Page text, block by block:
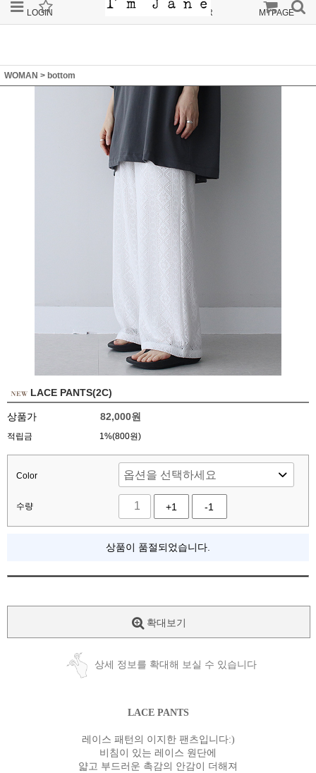
LOGIN ORDER MYPAGE
WOMAN > bottom
LACE PANTS(2C)
상품가 82,000원
적립금 1%(800원)
Color
수량 +1 -1
상품이 품절되었습니다.
확대보기
상세 정보를 확대해 보실 수 있습니다
LACE PANTS
레이스 패턴의 이지한 팬츠입니다:)
비침이 있는 레이스 원단에
얇고 부드러운 촉감의 안감이 더해져